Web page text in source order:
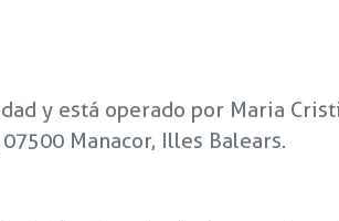
y está operado por Maria
Manacor, Illes Balears.